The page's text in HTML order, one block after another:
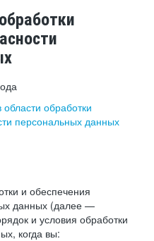
области обработки
персональных данных
и обеспечения
данных (далее —
и условия обработки
когда вы: